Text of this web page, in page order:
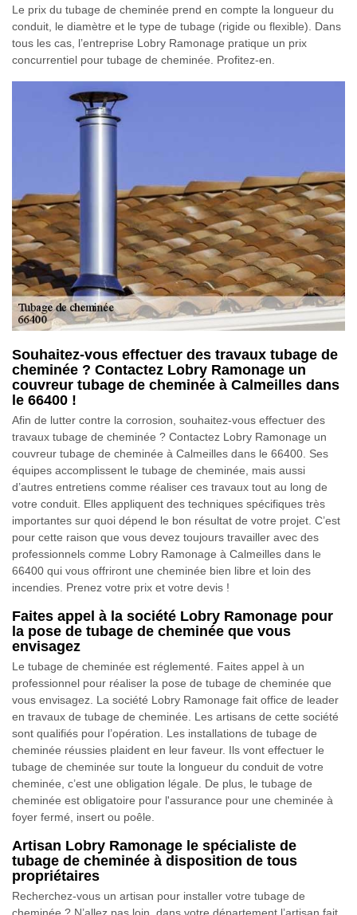
Le prix du tubage de cheminée prend en compte la longueur du
conduit, le diamètre et le type de tubage (rigide ou flexible). Dans
tous les cas, l’entreprise Lobry Ramonage pratique un prix
concurrentiel pour tubage de cheminée. Profitez-en.
Souhaitez-vous effectuer des travaux tubage de
cheminée ? Contactez Lobry Ramonage un
couvreur tubage de cheminée à Calmeilles dans
le 66400 !
Afin de lutter contre la corrosion, souhaitez-vous effectuer des
travaux tubage de cheminée ? Contactez Lobry Ramonage un
couvreur tubage de cheminée à Calmeilles dans le 66400. Ses
équipes accomplissent le tubage de cheminée, mais aussi
d’autres entretiens comme réaliser ces travaux tout au long de
votre conduit. Elles appliquent des techniques spécifiques très
importantes sur quoi dépend le bon résultat de votre projet. C’est
pour cette raison que vous devez toujours travailler avec des
professionnels comme Lobry Ramonage à Calmeilles dans le
66400 qui vous offriront une cheminée bien libre et loin des
incendies. Prenez votre prix et votre devis !
Faites appel à la société Lobry Ramonage pour
la pose de tubage de cheminée que vous
envisagez
Le tubage de cheminée est réglementé. Faites appel à un
professionnel pour réaliser la pose de tubage de cheminée que
vous envisagez. La société Lobry Ramonage fait office de leader
en travaux de tubage de cheminée. Les artisans de cette société
sont qualifiés pour l’opération. Les installations de tubage de
cheminée réussies plaident en leur faveur. Ils vont effectuer le
tubage de cheminée sur toute la longueur du conduit de votre
cheminée, c’est une obligation légale. De plus, le tubage de
cheminée est obligatoire pour l'assurance pour une cheminée à
foyer fermé, insert ou poêle.
Artisan Lobry Ramonage le spécialiste de
tubage de cheminée à disposition de tous
propriétaires
Recherchez-vous un artisan pour installer votre tubage de